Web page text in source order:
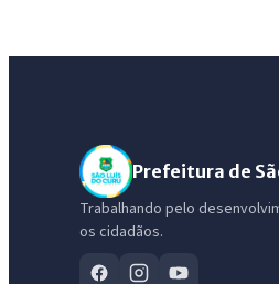
Prefeitura de
Trabalhando pelo
os cidadãos.